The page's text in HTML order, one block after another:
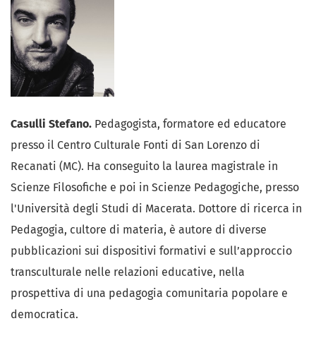
Casulli Stefano. Pedagogista, formatore ed educatore
presso il Centro Culturale Fonti di San Lorenzo di
Recanati (MC). Ha conseguito la laurea magistrale in
Scienze Filosofiche e poi in Scienze Pedagogiche, presso
l'Università degli Studi di Macerata. Dottore di ricerca in
Pedagogia, cultore di materia, è autore di diverse
pubblicazioni sui dispositivi formativi e sull’approccio
transculturale nelle relazioni educative, nella
prospettiva di una pedagogia comunitaria popolare e
democratica.